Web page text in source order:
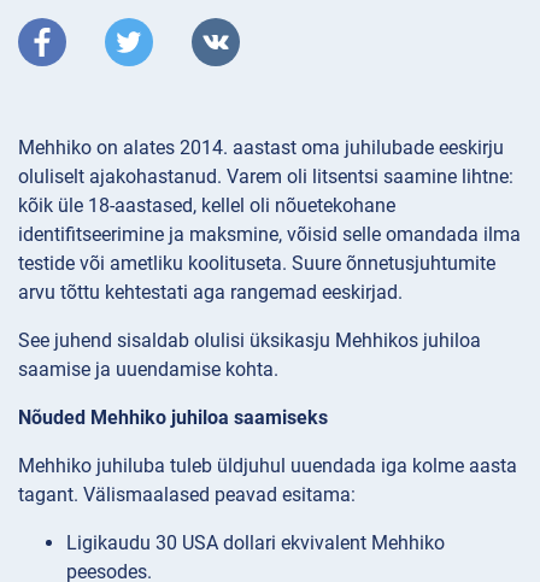
Mehhiko on alates 2014. aastast oma juhilubade eeskirju
oluliselt ajakohastanud. Varem oli litsentsi saamine lihtne:
kõik üle 18-aastased, kellel oli nõuetekohane
identifitseerimine ja maksmine, võisid selle omandada ilma
testide või ametliku koolituseta. Suure õnnetusjuhtumite
arvu tõttu kehtestati aga rangemad eeskirjad.
See juhend sisaldab olulisi üksikasju Mehhikos juhiloa
saamise ja uuendamise kohta.
Nõuded Mehhiko juhiloa saamiseks
Mehhiko juhiluba tuleb üldjuhul uuendada iga kolme aasta
tagant. Välismaalased peavad esitama:
Ligikaudu 30 USA dollari ekvivalent Mehhiko
peesodes.